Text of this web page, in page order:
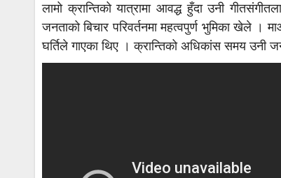
लामो क्रान्तिको यात्रामा आवद्ध हुँदा उनी
जनताको बिचार परिवर्तनमा महत्वपुर्ण भुमिका खेले ।
घर्तिले गाएका थिए । क्रान्तिको अधिकांस समय उनी